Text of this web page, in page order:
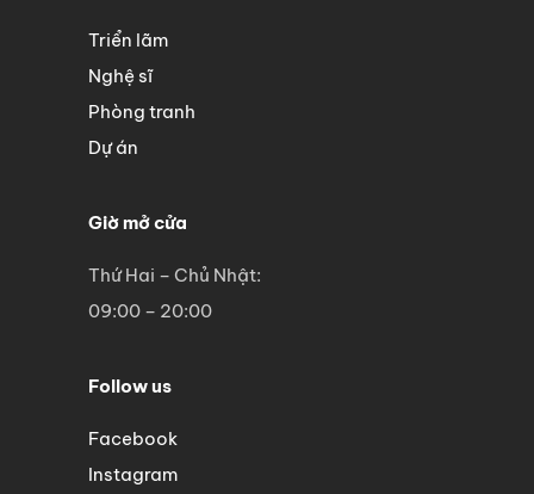
Triển lãm
Nghệ sĩ
Phòng tranh
Dự án
Giờ mở cửa
Thứ Hai – Chủ Nhật:
09:00 – 20:00
Follow us
Facebook
Instagram